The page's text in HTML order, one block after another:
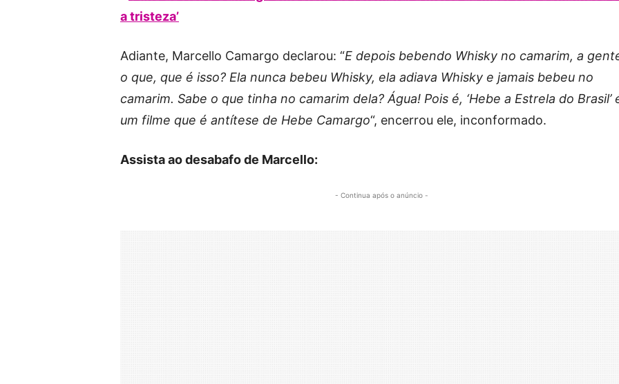
a tristeza’
Adiante, Marcello Camargo declarou: “E depois bebendo Whisky no camarim, a
o que, que é isso? Ela nunca bebeu Whisky, ela adiava Whisky e jamais bebeu no
camarim. Sabe o que tinha no camarim dela? Água! Pois é, ‘Hebe a Estrela do Brasil’
um filme que é antítese de Hebe Camargo“, encerrou ele, inconformado.
Assista ao desabafo de Marcello:
- Continua após o anúncio -